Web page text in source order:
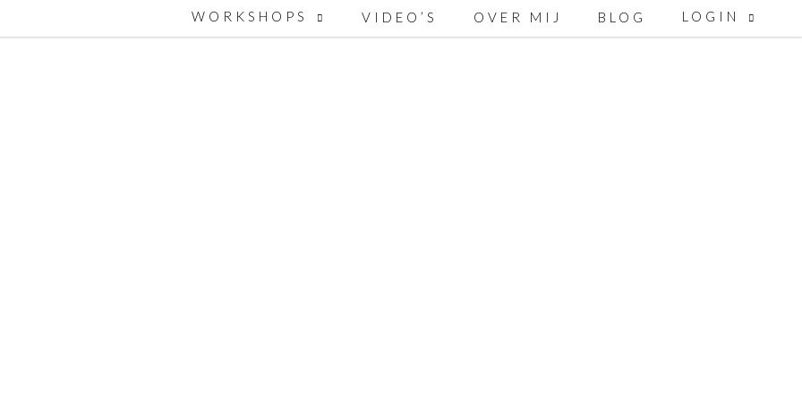
WORKSHOPS VIDEO’S OVER MIJ BLOG LOGIN